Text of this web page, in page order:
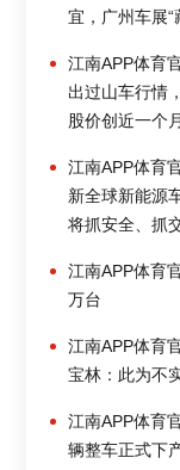
宜，广州车展“
江南APP体育
出过山车行情
股价创近一个
江南APP体育
新全球新能源
将抓安全、抓
江南APP体育
万台
江南APP体育
宝林：此为不
江南APP体育
辆整车正式下